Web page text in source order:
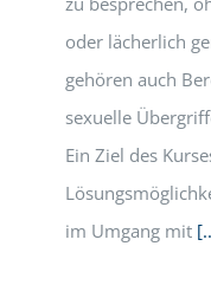
oder lächerlich
gehören auch
sexuelle
Ein Ziel des
im Umgang mit